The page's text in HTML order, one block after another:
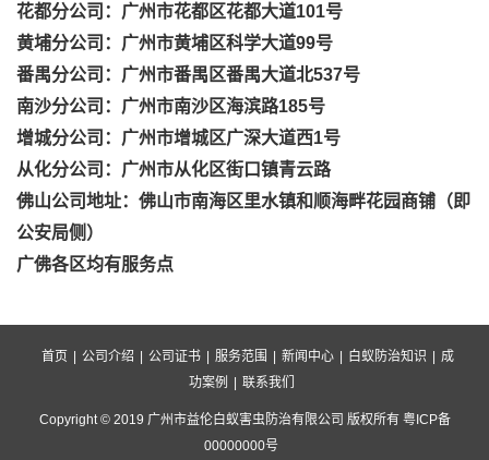
花都分公司：广州市花都区花都大道101号
黄埔分公司：广州市黄埔区科学大道99号
番禺分公司：广州市番禺区番禺大道北537号
南沙分公司：广州市南沙区海滨路185号
增城分公司：广州市增城区广深大道西1号
从化分公司：广州市从化区街口镇青云路
佛山公司地址：佛山市南海区里水镇和顺海畔花园商铺（即
公安局侧）
广佛各区均有服务点
首页 | 公司介绍 | 公司证书 | 服务范围 | 新闻中心 | 白蚁防治知识 | 成
功案例
| 联系我们
Copyright © 2019 广州市益伦白蚁害虫防治有限公司 版权所有 粤ICP备
00000000号